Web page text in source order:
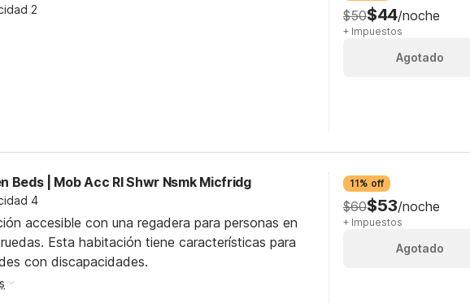
2 $50$44/noche
+ Impuestos
Agotado
Beds | Mob Acc RI Shwr Nsmk Micfridg
4
accesible con una regadera para personas en
Esta habitación tiene características para
con discapacidades.
11% off
$60$53/noche
+ Impuestos
Agotado